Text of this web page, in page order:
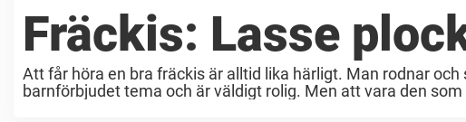
Fräckis: Lasse
Att får höra en bra fräckis är alltid lika härligt. Man rodnar
barnförbjudet tema och är väldigt rolig. Men att vara den